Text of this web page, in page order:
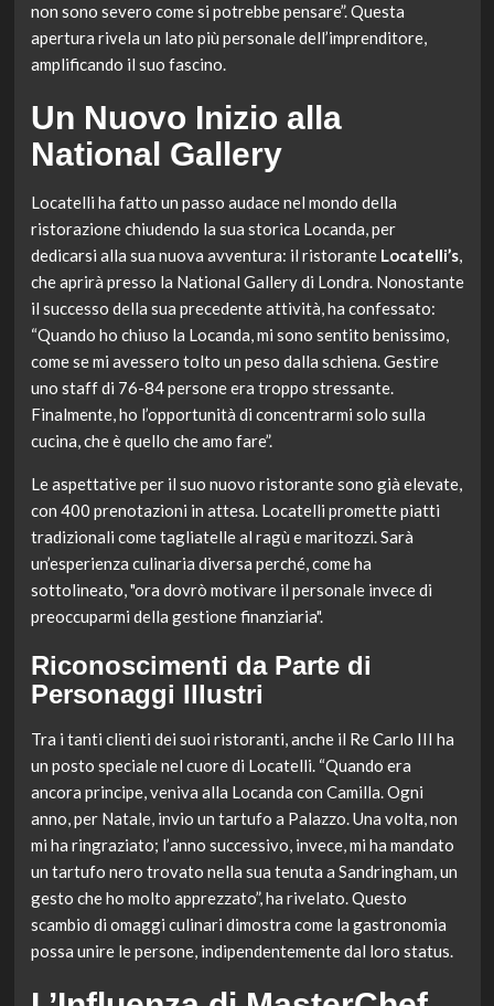
non sono severo come si potrebbe pensare”. Questa
apertura rivela un lato più personale dell’imprenditore,
amplificando il suo fascino.
Un Nuovo Inizio alla
National Gallery
Locatelli ha fatto un passo audace nel mondo della
ristorazione chiudendo la sua storica Locanda, per
dedicarsi alla sua nuova avventura: il ristorante Locatelli’s,
che aprirà presso la National Gallery di Londra. Nonostante
il successo della sua precedente attività, ha confessato:
“Quando ho chiuso la Locanda, mi sono sentito benissimo,
come se mi avessero tolto un peso dalla schiena. Gestire
uno staff di 76-84 persone era troppo stressante.
Finalmente, ho l’opportunità di concentrarmi solo sulla
cucina, che è quello che amo fare”.
Le aspettative per il suo nuovo ristorante sono già elevate,
con 400 prenotazioni in attesa. Locatelli promette piatti
tradizionali come tagliatelle al ragù e maritozzi. Sarà
un’esperienza culinaria diversa perché, come ha
sottolineato, "ora dovrò motivare il personale invece di
preoccuparmi della gestione finanziaria".
Riconoscimenti da Parte di
Personaggi Illustri
Tra i tanti clienti dei suoi ristoranti, anche il Re Carlo III ha
un posto speciale nel cuore di Locatelli. “Quando era
ancora principe, veniva alla Locanda con Camilla. Ogni
anno, per Natale, invio un tartufo a Palazzo. Una volta, non
mi ha ringraziato; l’anno successivo, invece, mi ha mandato
un tartufo nero trovato nella sua tenuta a Sandringham, un
gesto che ho molto apprezzato”, ha rivelato. Questo
scambio di omaggi culinari dimostra come la gastronomia
possa unire le persone, indipendentemente dal loro status.